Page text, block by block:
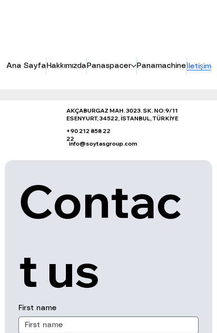
Ana Sayfa Hakkımızda Panaspacer Panamachine İletişim
AKÇABURGAZ MAH. 3023. SK. NO:9/11
ESENYURT, 34522, İSTANBUL, TÜRKİYE
+90 212 858 22
22
info@soytasgroup.com
Contac
t us
First name